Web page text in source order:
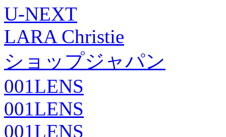
U-NEXT
LARA Christie
ショップジャパン
001LENS
001LENS
001LENS